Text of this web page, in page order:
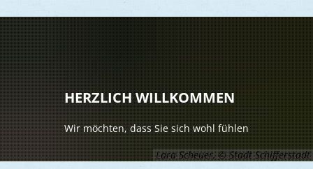
LEBEN
Vereine
Kinder
Senioren
BILDUNG
Kultur
Lara Scheuer, © Stadt Schifferstadt
HERZLICH WILLKOMMEN
Wir möchten, dass Sie sich wohl fühlen